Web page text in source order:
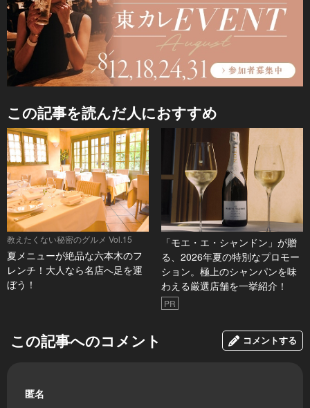
この記事を読んだ人におすすめ
教えたくない秘密のグルメ Vol.15
夏メニューが絶品な六本木のフ
レンチ！大人なら名店へ足を運
ぼう！
「モエ・エ・シャンドン」が贈
る、2026年夏の特別なプロモー
ション。極上のシャンパンを味
わえる厳選店舗を一挙紹介！
PR
この記事へのコメント コメントする
匿名